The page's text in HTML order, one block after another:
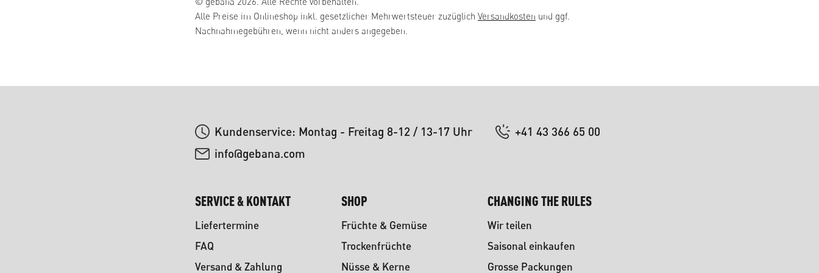
Alle Preise im Onlineshop inkl. gesetzlicher Mehrwertsteuer zuzüglich Versandkosten und ggf.
Nachnahmegebühren, wenn nicht anders angegeben.
Kundenservice: Montag - Freitag 8-12 / 13-17 Uhr
+41 43 366 65 00
info@gebana.com
SERVICE & KONTAKT
Liefertermine
FAQ
Versand & Zahlung
SHOP
Früchte & Gemüse
Trockenfrüchte
Nüsse & Kerne
CHANGING THE RULES
Wir teilen
Saisonal einkaufen
Grosse Packungen